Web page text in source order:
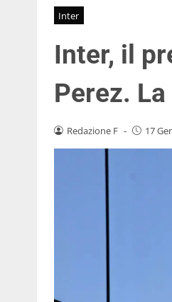
Inter
Inter, il
Perez.
Redazione F - 17